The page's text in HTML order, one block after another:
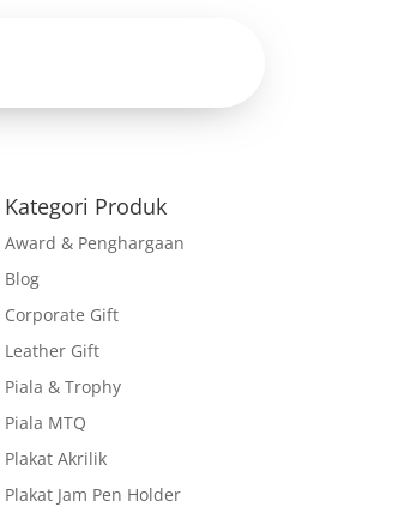
Kategori Produk
Award & Penghargaan
Blog
Corporate Gift
Leather Gift
Piala & Trophy
Piala MTQ
Plakat Akrilik
Plakat Jam Pen Holder